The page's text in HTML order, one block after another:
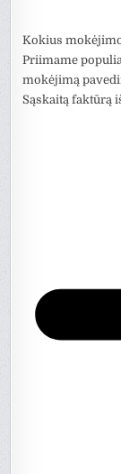
Kokius
Priimame
mokėjimą
Sąskaitą faktūrą